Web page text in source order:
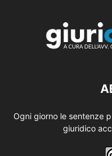
Ogni giorno le sentenze
giuridico